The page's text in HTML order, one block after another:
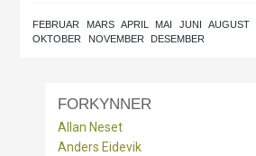
FEBRUAR MARS APRIL MAI JUNI AUGUST
OKTOBER
NOVEMBER DESEMBER
FORKYNNER
Allan Neset
Anders Eidevik